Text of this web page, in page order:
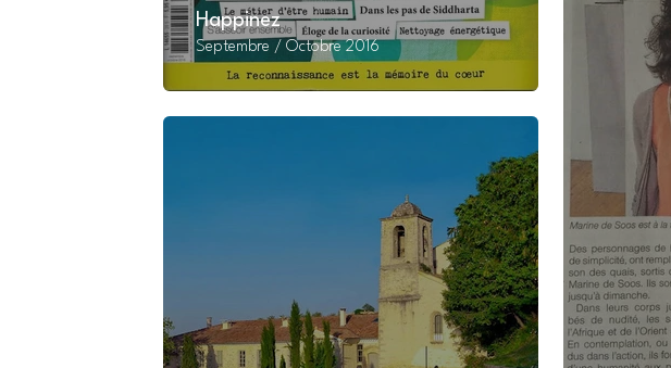
Happinez
Septembre / Octobre 2016